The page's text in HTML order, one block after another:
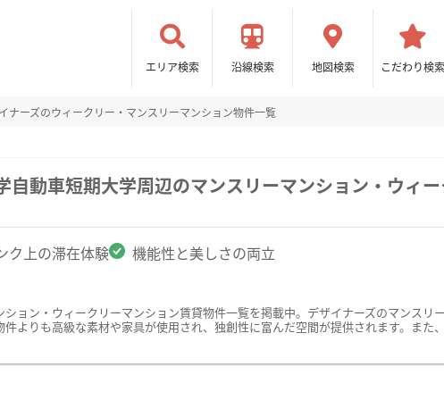
エリア検索 沿線検索 地図検索 こだわり検索
ナーズのウィークリー・マンスリーマンション物件一覧
自動車短期大学周辺のマンスリーマンション・ウィ
ク上の滞在体験 機能性と美しさの両立
ョン・ウィークリーマンション賃貸物件一覧を掲載中。デザイナーズのマンスリ
よりも高級な素材や家具が使用され、独創性に富んだ空間が提供されます。また